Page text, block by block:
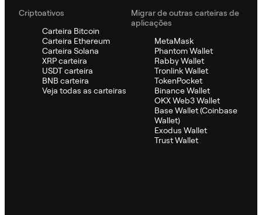
Criptoativos
Carteira Bitcoin
Carteira Ethereum
Carteira Solana
XRP carteira
USDT carteira
BNB carteira
Veja todas as carteiras
Migrar de outras carteiras de
aplicações
MetaMask
Phantom Wallet
Rabby Wallet
Tronlink Wallet
TokenPocket
Binance Wallet
OKX Web3 Wallet
Base Wallet (Coinbase
Wallet)
Exodus Wallet
Trust Wallet